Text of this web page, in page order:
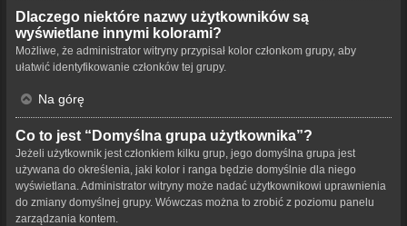
Dlaczego niektóre nazwy użytkowników są
wyświetlane innymi kolorami?
Możliwe, że administrator witryny przypisał kolor członkom grupy, aby
ułatwić identyfikowanie członków tej grupy.
Na górę
Co to jest “Domyślna grupa użytkownika”?
Jeżeli użytkownik jest członkiem kilku grup, jego domyślna grupa jest
używana do określenia, jaki kolor i ranga będzie domyślnie dla niego
wyświetlana. Administrator witryny może nadać użytkownikowi uprawnienia
do zmiany domyślnej grupy. Wówczas można to zrobić z poziomu panelu
zarządzania kontem.